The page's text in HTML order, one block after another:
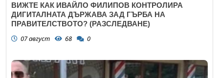
ВИЖТЕ КАК ИВАЙЛО ФИЛИПОВ КОНТРОЛИРА
ДИГИТАЛНАТА ДЪРЖАВА ЗАД ГЪРБА НА
ПРАВИТЕЛСТВОТО? (РАЗСЛЕДВАНЕ)
07 август 68 0